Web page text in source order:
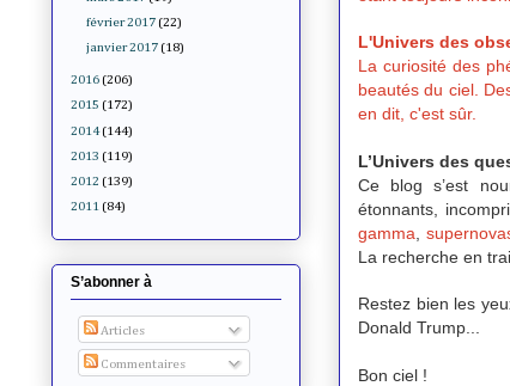
L'Univers des
La curiosité des
beautés du ciel.
en dit, c'est sûr.
L’Univers des
Ce blog s’est
étonnants,
gamma
La recherche en
Restez bien les
Donald Trump...
Bon ciel !
février 2017 (22)
janvier 2017 (18)
2016 (206)
2015 (172)
2014 (144)
2013 (119)
2012 (139)
2011 (84)
S’abonner à
Articles
Commentaires